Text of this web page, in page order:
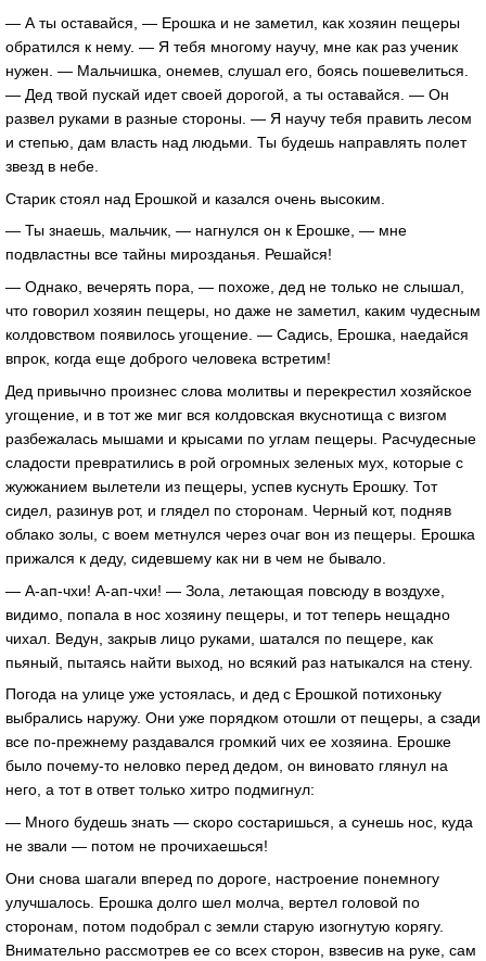
— А ты оставайся, — Ерошка и не заметил, как хозяин пещеры
обратился к нему. — Я тебя многому научу, мне как раз ученик
нужен. — Мальчишка, онемев, слушал его, боясь пошевелиться.
— Дед твой пускай идет своей дорогой, а ты оставайся. — Он
развел руками в разные стороны. — Я научу тебя править лесом
и степью, дам власть над людьми. Ты будешь направлять полет
звезд в небе.
Старик стоял над Ерошкой и казался очень высоким.
— Ты знаешь, мальчик, — нагнулся он к Ерошке, — мне
подвластны все тайны мирозданья. Решайся!
— Однако, вечерять пора, — похоже, дед не только не слышал,
что говорил хозяин пещеры, но даже не заметил, каким чудесным
колдовством появилось угощение. — Садись, Ерошка, наедайся
впрок, когда еще доброго человека встретим!
Дед привычно произнес слова молитвы и перекрестил хозяйское
угощение, и в тот же миг вся колдовская вкуснотища с визгом
разбежалась мышами и крысами по углам пещеры. Расчудесные
сладости превратились в рой огромных зеленых мух, которые с
жужжанием вылетели из пещеры, успев куснуть Ерошку. Тот
сидел, разинув рот, и глядел по сторонам. Черный кот, подняв
облако золы, с воем метнулся через очаг вон из пещеры. Ерошка
прижался к деду, сидевшему как ни в чем не бывало.
— А-ап-чхи! А-ап-чхи! — Зола, летающая повсюду в воздухе,
видимо, попала в нос хозяину пещеры, и тот теперь нещадно
чихал. Ведун, закрыв лицо руками, шатался по пещере, как
пьяный, пытаясь найти выход, но всякий раз натыкался на стену.
Погода на улице уже устоялась, и дед с Ерошкой потихоньку
выбрались наружу. Они уже порядком отошли от пещеры, а сзади
все по-прежнему раздавался громкий чих ее хозяина. Ерошке
было почему-то неловко перед дедом, он виновато глянул на
него, а тот в ответ только хитро подмигнул:
— Много будешь знать — скоро состаришься, а сунешь нос, куда
не звали — потом не прочихаешься!
Они снова шагали вперед по дороге, настроение понемногу
улучшалось. Ерошка долго шел молча, вертел головой по
сторонам, потом подобрал с земли старую изогнутую корягу.
Внимательно рассмотрев ее со всех сторон, взвесив на руке, сам